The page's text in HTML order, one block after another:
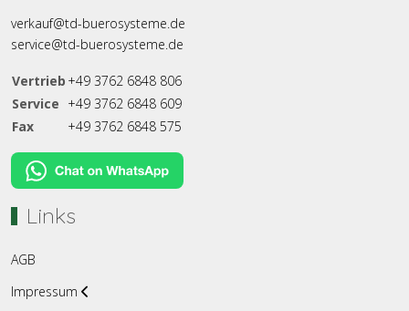
verkauf@td-buerosysteme.de
service@td-buerosysteme.de
Vertrieb +49 3762 6848 806
Service +49 3762 6848 609
Fax
+49 3762 6848 575
Links
AGB
Impressum